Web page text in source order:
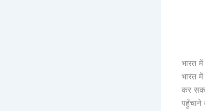
भारत
भारत
कर
पहुँचाने